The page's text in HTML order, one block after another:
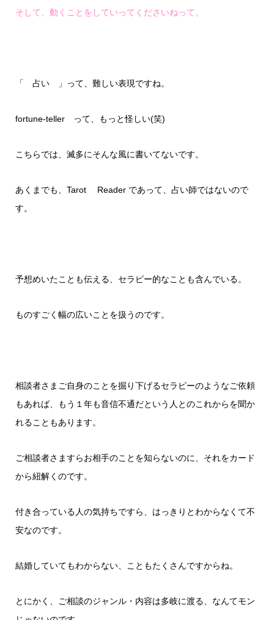
そして、動くことをしていってくださいねって。
「 占い 」って、難しい表現ですね。
fortune-teller って、もっと怪しい(笑)
こちらでは、滅多にそんな風に書いてないです。
あくまでも、Tarot Reader であって、占い師ではないので
す。
予想めいたことも伝える、セラピー的なことも含んでいる。
ものすごく幅の広いことを扱うのです。
相談者さまご自身のことを掘り下げるセラピーのようなご依頼
もあれば、もう１年も音信不通だという人とのこれからを聞か
れることもあります。
ご相談者さますらお相手のことを知らないのに、それをカード
から紐解くのです。
付き合っている人の気持ちですら、はっきりとわからなくて不
安なのです。
結婚していてもわからない、こともたくさんですからね。
とにかく、ご相談のジャンル・内容は多岐に渡る、なんてモン